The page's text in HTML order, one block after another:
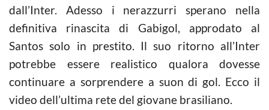
dall’Inter. Adesso i nerazzurri sperano nella
definitiva rinascita di Gabigol, approdato al
Santos solo in prestito. Il suo ritorno all’Inter
potrebbe essere realistico qualora dovesse
continuare a sorprendere a suon di gol. Ecco il
video dell’ultima rete del giovane brasiliano.